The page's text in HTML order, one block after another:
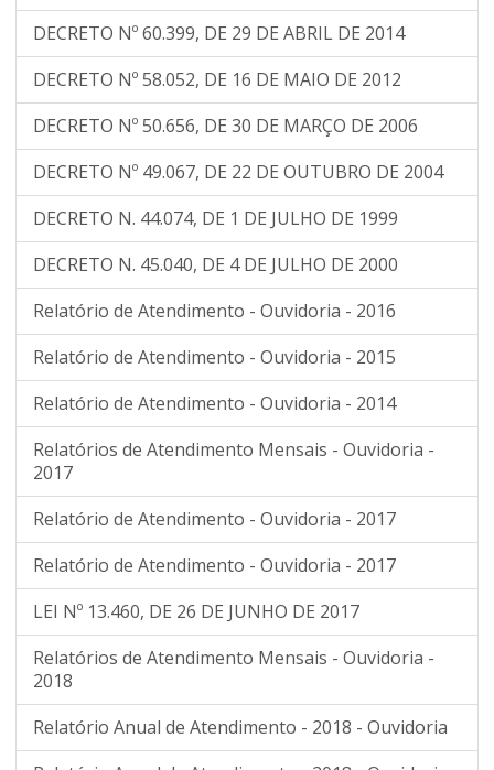
DECRETO Nº 60.399, DE 29 DE ABRIL DE 2014
DECRETO Nº 58.052, DE 16 DE MAIO DE 2012
DECRETO Nº 50.656, DE 30 DE MARÇO DE 2006
DECRETO Nº 49.067, DE 22 DE OUTUBRO DE 2004
DECRETO N. 44.074, DE 1 DE JULHO DE 1999
DECRETO N. 45.040, DE 4 DE JULHO DE 2000
Relatório de Atendimento - Ouvidoria - 2016
Relatório de Atendimento - Ouvidoria - 2015
Relatório de Atendimento - Ouvidoria - 2014
Relatórios de Atendimento Mensais - Ouvidoria -
2017
Relatório de Atendimento - Ouvidoria - 2017
Relatório de Atendimento - Ouvidoria - 2017
LEI Nº 13.460, DE 26 DE JUNHO DE 2017
Relatórios de Atendimento Mensais - Ouvidoria -
2018
Relatório Anual de Atendimento - 2018 - Ouvidoria